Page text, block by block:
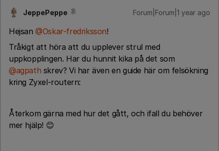
JeppePeppe Forum|Forum|1 year ago
Hejsan ​@Oskar-fredriksson!
Tråkigt att höra att du upplever strul med
uppkopplingen. Har du hunnit kika på det som ​
@agpath skrev? Vi har även en guide här om felsökning
kring Zyxel-routern:
Återkom gärna med hur det gått, och ifall du behöver
mer hjälp! 😊